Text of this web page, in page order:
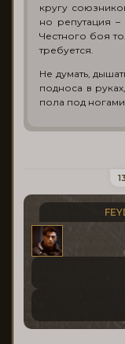
кругу
но репутация
Честного боя
требуется.
Не думать,
подноса в
пола под ногами.